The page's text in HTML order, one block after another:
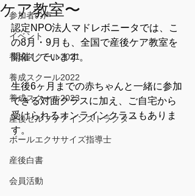
参加者の声
イベント
養成スクール2021
養成スクール2022
養成スクール2023
産後セルフケアインストラクター
ボールエクササイズ指導士
産後白書
会員活動
ケア教室〜
認定NPO法人マドレボニータでは、こ
の8月・9月も、全国で産後ケア教室を
開催しています。
生後6ヶ月までの赤ちゃんと一緒に参加
できる対面クラスに加え、ご自宅から
受けられるオンラインクラスもありま
す。